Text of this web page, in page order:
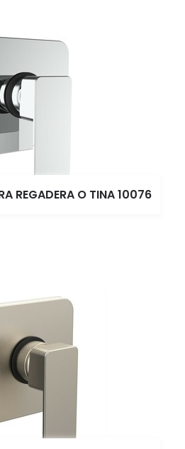
REGADERA O TINA 10076